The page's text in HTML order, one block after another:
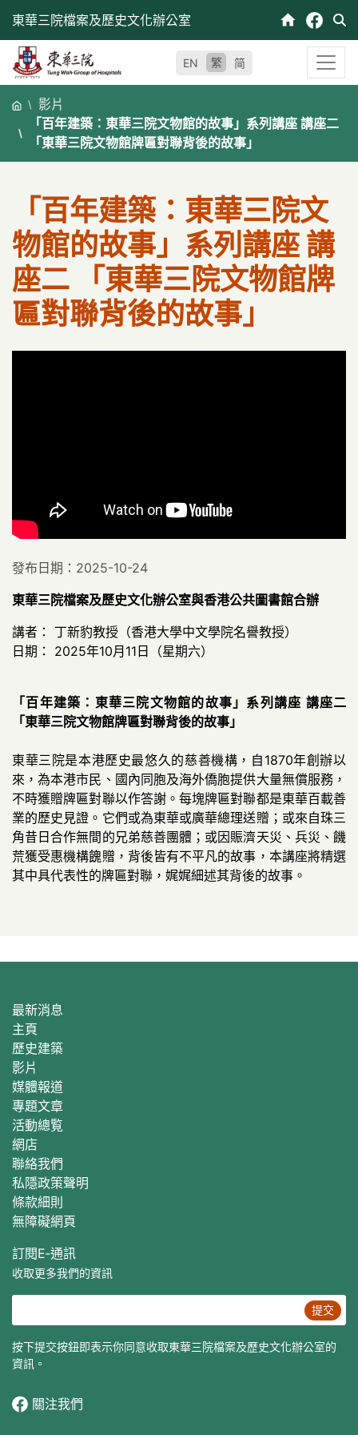
東華三院檔案及歷史文化辦公室
EN 繁 简
影片
「百年建築：東華三院文物館的故事」系列講座 講座二
「東華三院文物館牌匾對聯背後的故事」
「百年建築：東華三院文
物館的故事」系列講座 講
座二 「東華三院文物館牌
匾對聯背後的故事」
發布日期：2025-10-24
東華三院檔案及歷史文化辦公室與香港公共圖書館合辦
講者： 丁新豹教授（香港大學中文學院名譽教授）
日期： 2025年10月11日（星期六）
「百年建築：東華三院文物館的故事」系列講座 講座二
「東華三院文物館牌匾對聯背後的故事」
東華三院是本港歷史最悠久的慈善機構，自1870年創辦以
來，為本港市民、國內同胞及海外僑胞提供大量無償服務，
不時獲贈牌匾對聯以作答謝。每塊牌匾對聯都是東華百載善
業的歷史見證。它們或為東華或廣華總理送贈；或來自珠三
角昔日合作無間的兄弟慈善團體；或因賑濟天災、兵災、饑
荒獲受惠機構餽贈，背後皆有不平凡的故事，本講座將精選
其中具代表性的牌匾對聯，娓娓細述其背後的故事。
最新消息
主頁
歷史建築
影片
媒體報道
專題文章
活動總覧
網店
聯絡我們
私隱政策聲明
條款細則
無障礙網頁
訂閱E‐通訊
收取更多我們的資訊
提交
按下提交按鈕即表示你同意收取東華三院檔案及歷史文化辦公室的
資訊。
關注我們